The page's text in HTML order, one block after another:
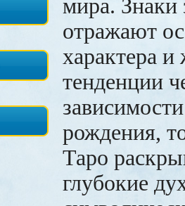
мира. Знаки
отражают
характера
тенденции
рождения,
Таро
глубокие